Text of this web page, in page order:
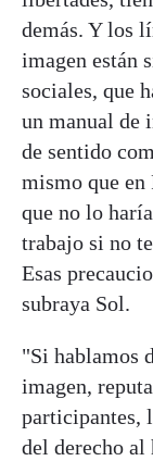
demás. Y los
imagen están
sociales, que
un manual de
de sentido
mismo que en
que no lo
trabajo si no
Esas
subraya Sol.
"Si hablamos
imagen,
participantes,
del derecho